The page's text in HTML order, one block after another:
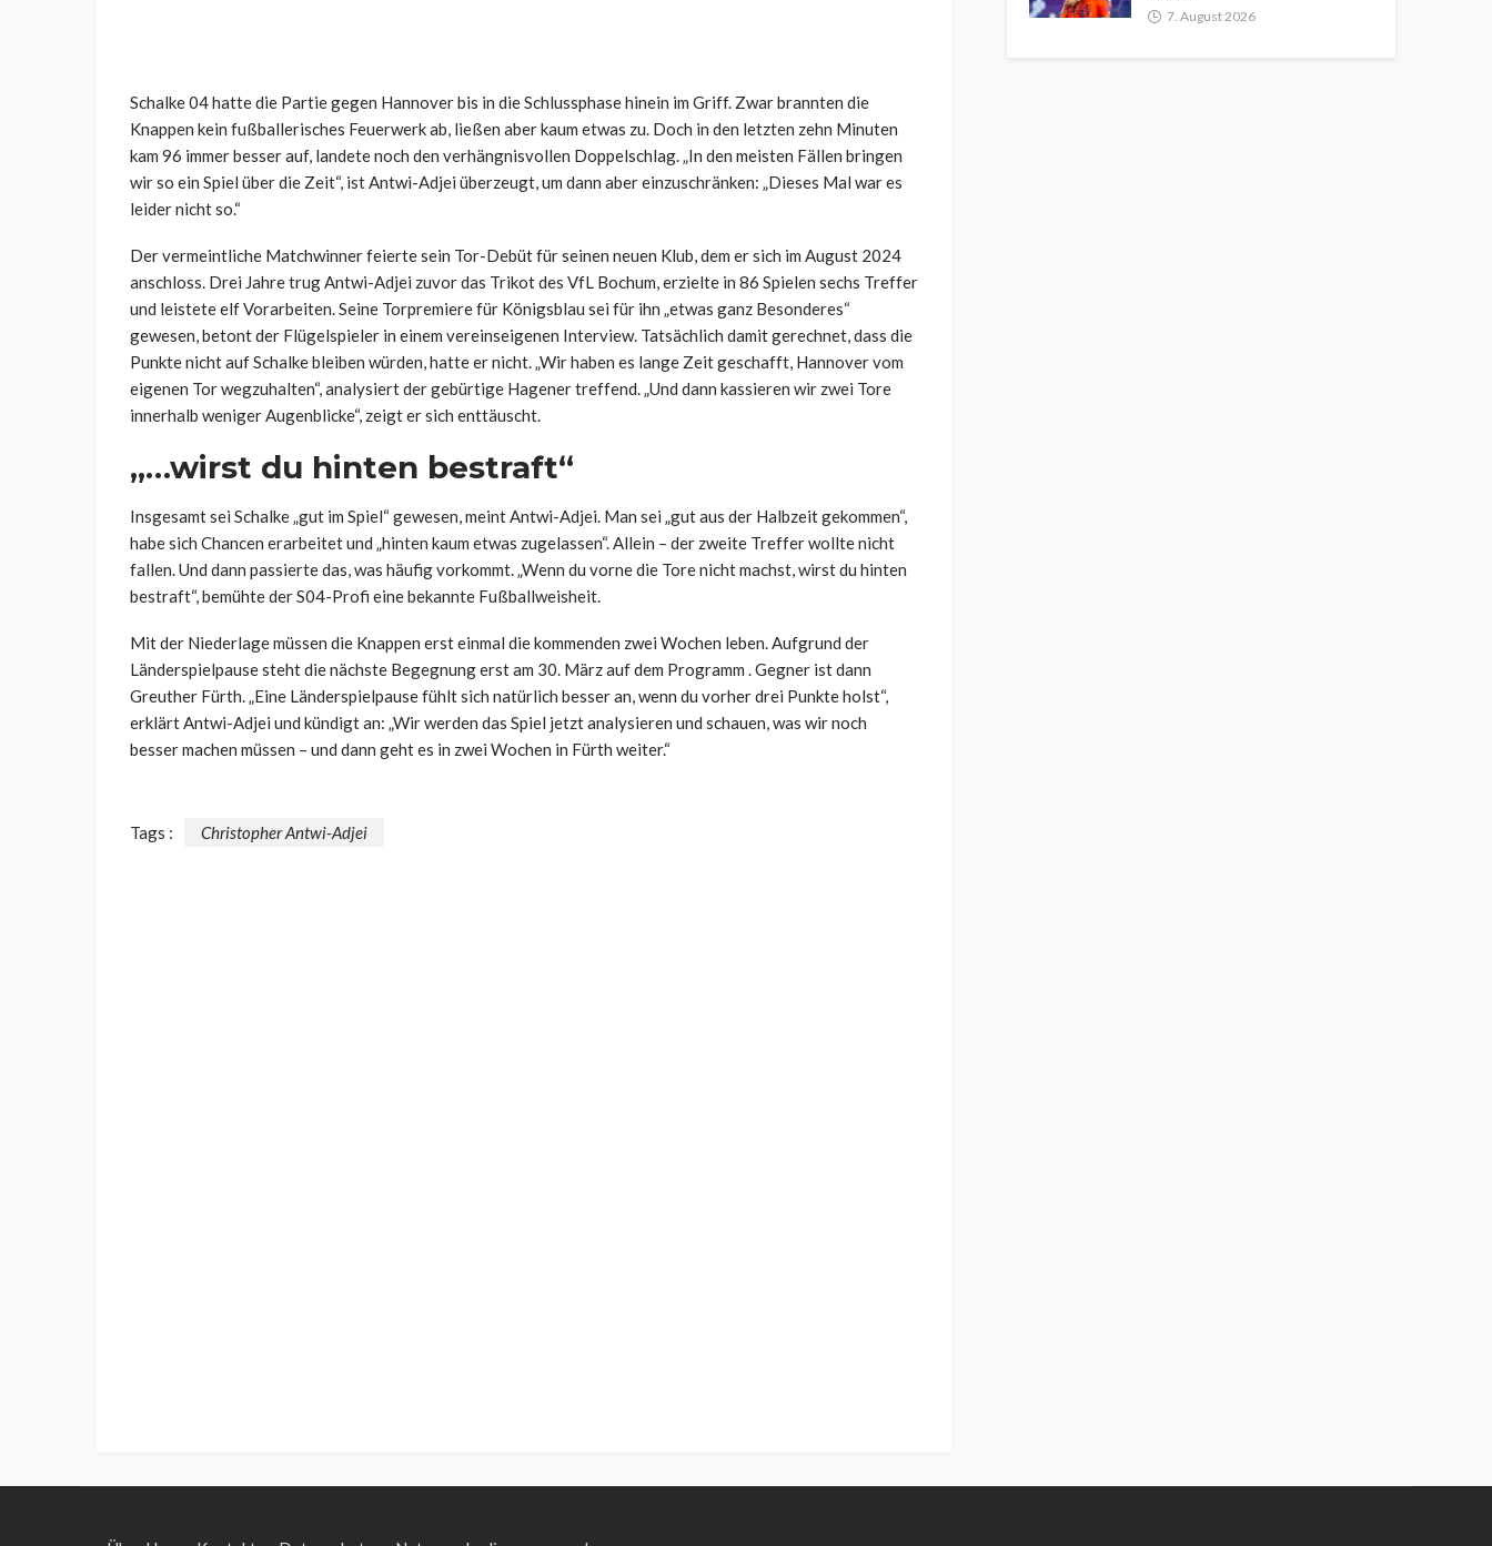
Schalke 04 hatte die Partie gegen Hannover bis in die Schlussphase hinein im Griff. Zwar brannten die
Knappen kein fußballerisches Feuerwerk ab, ließen aber kaum etwas zu. Doch in den letzten zehn Minuten
kam 96 immer besser auf, landete noch den verhängnisvollen Doppelschlag. „In den meisten Fällen bringen
wir so ein Spiel über die Zeit“, ist Antwi-Adjei überzeugt, um dann aber einzuschränken: „Dieses Mal war es
leider nicht so.“
Der vermeintliche Matchwinner feierte sein Tor-Debüt für seinen neuen Klub, dem er sich im August 2024
anschloss. Drei Jahre trug Antwi-Adjei zuvor das Trikot des VfL Bochum, erzielte in 86 Spielen sechs Treffer
und leistete elf Vorarbeiten. Seine Torpremiere für Königsblau sei für ihn „etwas ganz Besonderes“
gewesen, betont der Flügelspieler in einem vereinseigenen Interview. Tatsächlich damit gerechnet, dass die
Punkte nicht auf Schalke bleiben würden, hatte er nicht. „Wir haben es lange Zeit geschafft, Hannover vom
eigenen Tor wegzuhalten“, analysiert der gebürtige Hagener treffend. „Und dann kassieren wir zwei Tore
innerhalb weniger Augenblicke“, zeigt er sich enttäuscht.
„…wirst du hinten bestraft“
Insgesamt sei Schalke „gut im Spiel“ gewesen, meint Antwi-Adjei. Man sei „gut aus der Halbzeit gekommen“,
habe sich Chancen erarbeitet und „hinten kaum etwas zugelassen“. Allein – der zweite Treffer wollte nicht
fallen. Und dann passierte das, was häufig vorkommt. „Wenn du vorne die Tore nicht machst, wirst du hinten
bestraft“, bemühte der S04-Profi eine bekannte Fußballweisheit.
Mit der Niederlage müssen die Knappen erst einmal die kommenden zwei Wochen leben. Aufgrund der
Länderspielpause steht die nächste Begegnung erst am 30. März auf dem Programm . Gegner ist dann
Greuther Fürth. „Eine Länderspielpause fühlt sich natürlich besser an, wenn du vorher drei Punkte holst“,
erklärt Antwi-Adjei und kündigt an: „Wir werden das Spiel jetzt analysieren und schauen, was wir noch
besser machen müssen – und dann geht es in zwei Wochen in Fürth weiter.“
Tags : Christopher Antwi-Adjei
7. August 2026